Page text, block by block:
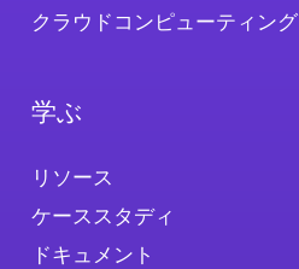
クラウドコンピューティング
学ぶ
リソース
ケーススタディ
ドキュメント